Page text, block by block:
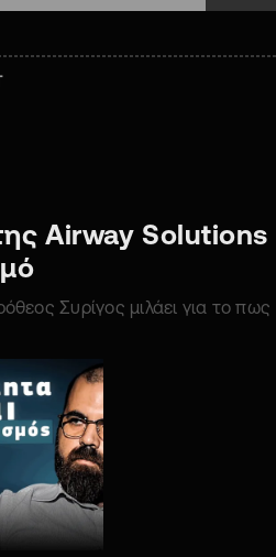
Airway Solutions
Συρίγος μιλάει για το πως